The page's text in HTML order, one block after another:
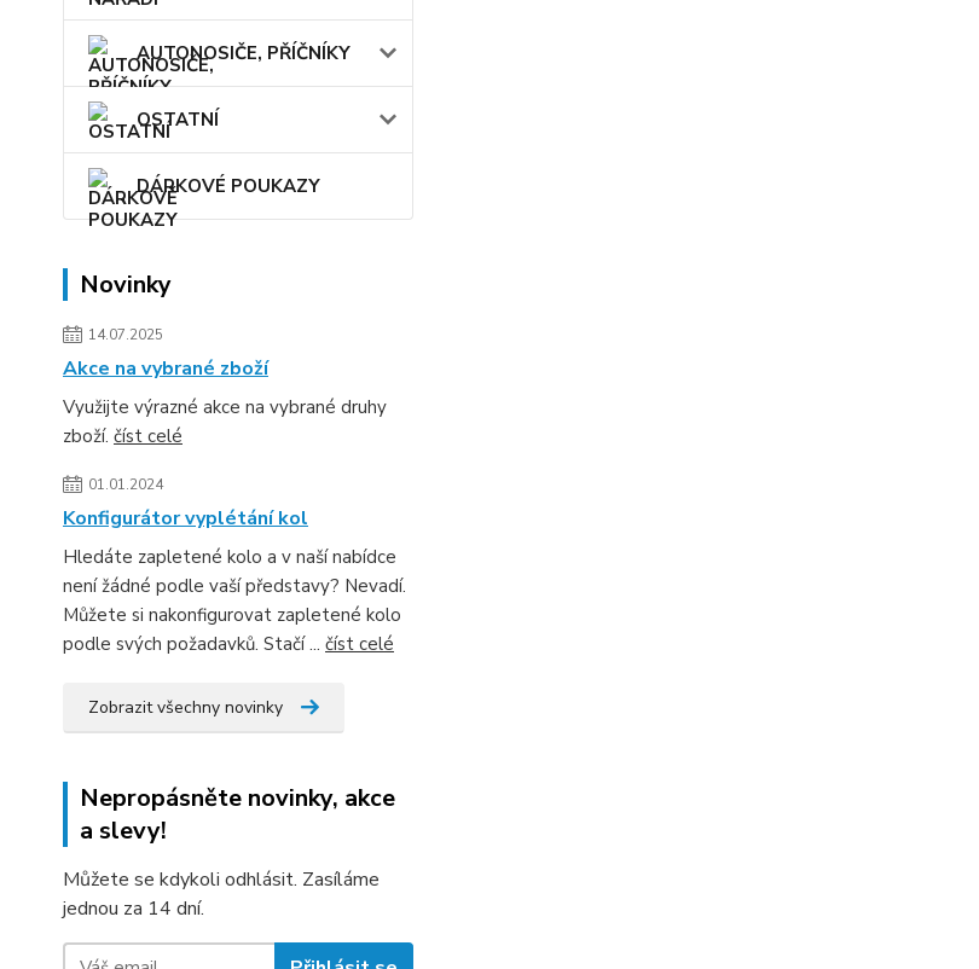
AUTONOSIČE, PŘÍČNÍKY
OSTATNÍ
DÁRKOVÉ POUKAZY
Novinky
14.07.2025
Akce na vybrané zboží
Využijte výrazné akce na vybrané druhy
zboží. číst celé
01.01.2024
Konfigurátor vyplétání kol
Hledáte zapletené kolo a v naší nabídce
není žádné podle vaší představy? Nevadí.
Můžete si nakonfigurovat zapletené kolo
podle svých požadavků. Stačí ... číst celé
Zobrazit všechny novinky
Nepropásněte novinky, akce
a slevy!
Můžete se kdykoli odhlásit. Zasíláme
jednou za 14 dní.